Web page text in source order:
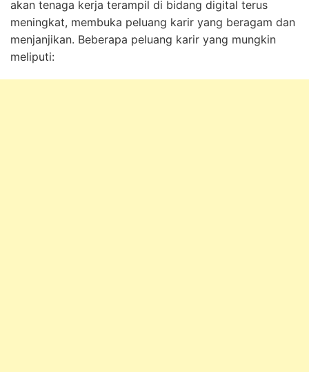
akan tenaga kerja terampil di bidang digital terus
meningkat, membuka peluang karir yang beragam dan
menjanjikan. Beberapa peluang karir yang mungkin
meliputi: